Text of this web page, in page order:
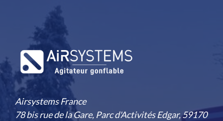
Airsystems France
78 bis rue de la Gare, Parc d'Activités Edgar, 59170